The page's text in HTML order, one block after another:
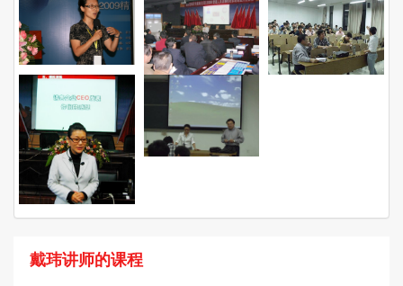
戴玮讲师的课程